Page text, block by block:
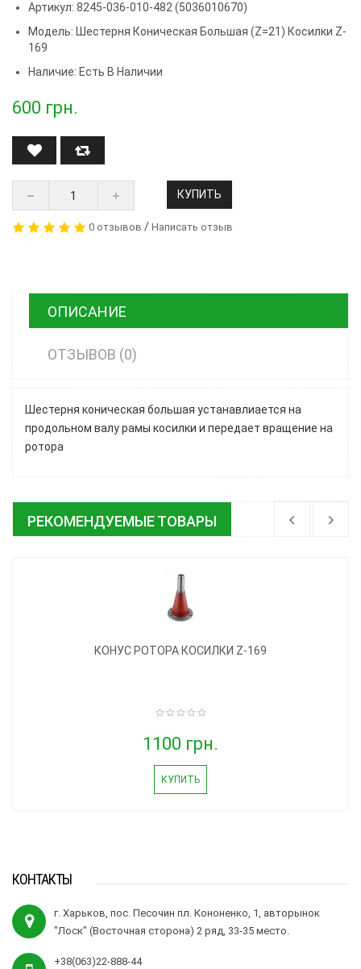
Артикул: 8245-036-010-482 (5036010670)
Модель: Шестерня Коническая Большая (z=21) Косилки Z-
169
Наличие: Есть В Наличии
600 грн.
КУПИТЬ
0 отзывов / Написать отзыв
ОПИСАНИЕ
ОТЗЫВОВ (0)
Шестерня коническая большая устанавлиается на
продольном валу рамы косилки и передает вращение на
ротора
РЕКОМЕНДУЕМЫЕ ТОВАРЫ
КОНУС РОТОРА КОСИЛКИ Z-169
1100 грн.
КУПИТЬ
КОНТАКТЫ
г. Харьков, пос. Песочин пл. Кононенко, 1, авторынок
"Лоск" (Восточная сторона) 2 ряд, 33-35 место.
+38(063)22-888-44